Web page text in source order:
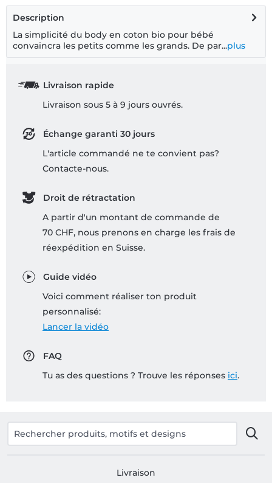
Description
La simplicité du body en coton bio pour bébé
convaincra les petits comme les grands. De par...plus
Livraison rapide
Livraison sous 5 à 9 jours ouvrés.
Échange garanti 30 jours
L'article commandé ne te convient pas?
Contacte-nous.
Droit de rétractation
A partir d'un montant de commande de
70 CHF, nous prenons en charge les frais de
réexpédition en Suisse.
Guide vidéo
Voici comment réaliser ton produit
personnalisé:
Lancer la vidéo
FAQ
Tu as des questions ? Trouve les réponses ici.
Livraison